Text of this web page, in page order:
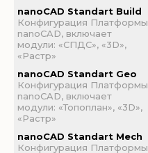
nanoCAD Standart Build
Конфигурация Платформы
nanoCAD, включает
модули: «СПДС», «3D»,
«Растр»
nanoCAD Standart Geo
Конфигурация Платформы
nanoCAD, включает
модули: «Топоплан», «3D»,
«Растр»
nanoCAD Standart Mech
Конфигурация Платформы